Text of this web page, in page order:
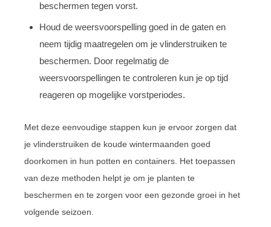
beschermen tegen vorst.
Houd de weersvoorspelling goed in de gaten en
neem tijdig maatregelen om je vlinderstruiken te
beschermen. Door regelmatig de
weersvoorspellingen te controleren kun je op tijd
reageren op mogelijke vorstperiodes.
Met deze eenvoudige stappen kun je ervoor zorgen dat
je vlinderstruiken de koude wintermaanden goed
doorkomen in hun potten en containers. Het toepassen
van deze methoden helpt je om je planten te
beschermen en te zorgen voor een gezonde groei in het
volgende seizoen.